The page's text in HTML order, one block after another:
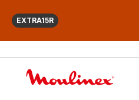
EXTRA15R